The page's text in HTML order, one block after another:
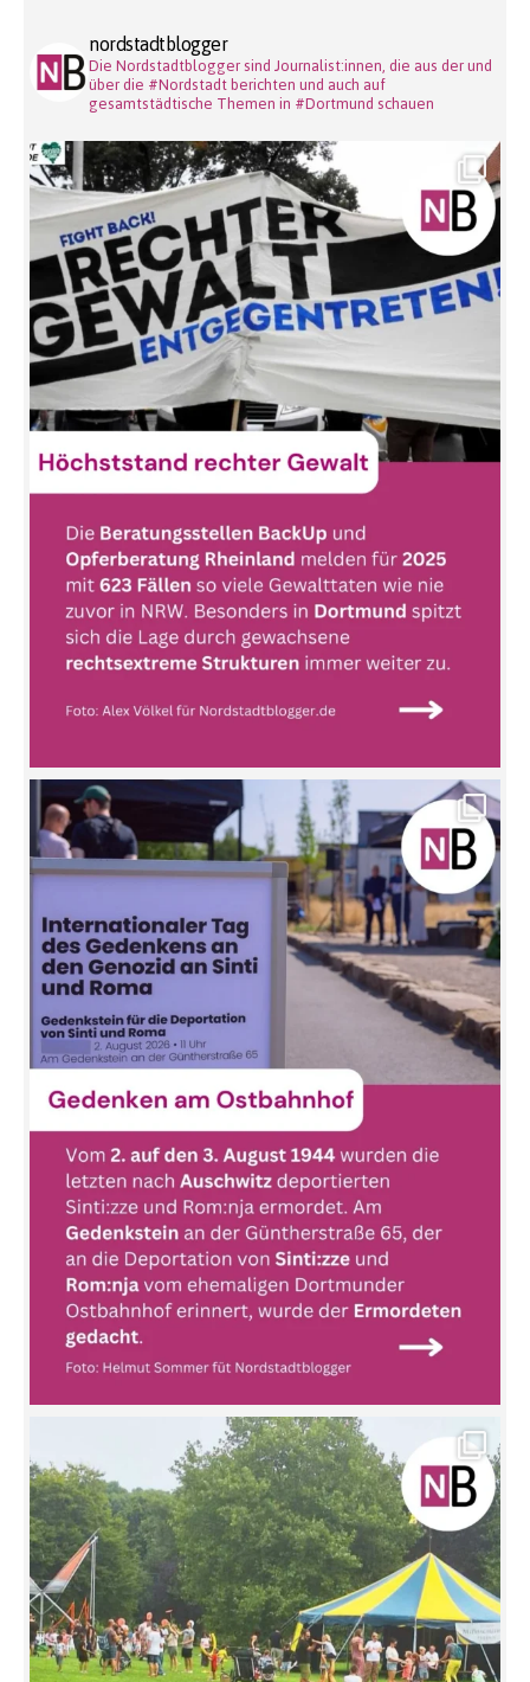
nordstadtblogger
Die Nordstadtblogger sind Journalist:innen, die aus der und
über die #Nordstadt berichten und auch auf
gesamtstädtische Themen in #Dortmund schauen